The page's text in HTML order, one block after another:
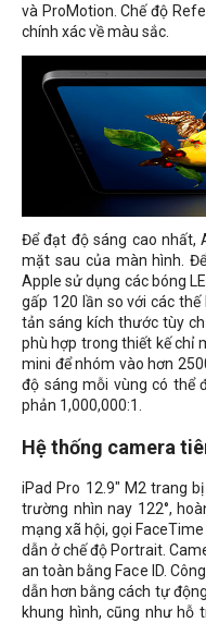
và ProMotion. Chế độ
chính xác về màu sắc.
Để đạt độ sáng cao nhất,
mặt sau của màn hình.
Apple sử dụng các bóng
gấp 120 lần so với các
tản sáng kích thước tùy
phù hợp trong thiết kế chỉ
mini để nhóm vào hơn
độ sáng mỗi vùng có thể
phản 1,000,000:1.
Hệ thống camera
iPad Pro 12.9" M2 trang
trường nhìn nay 122°,
mạng xã hội, gọi
dẫn ở chế độ Portrait.
an toàn bằng Face ID.
dẫn hơn bằng cách tự
khung hình, cũng như hỗ